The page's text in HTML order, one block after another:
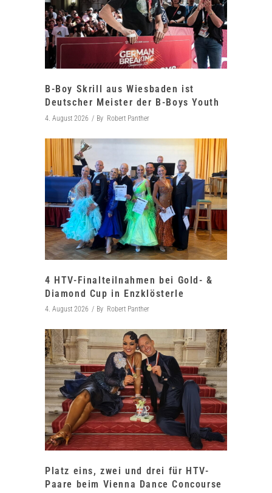
B-Boy Skrill aus Wiesbaden ist
Deutscher Meister der B-Boys Youth
4. August 2026 By Robert Panther
4 HTV-Finalteilnahmen bei Gold- &
Diamond Cup in Enzklösterle
4. August 2026 By Robert Panther
Platz eins, zwei und drei für HTV-
Paare beim Vienna Dance Concourse